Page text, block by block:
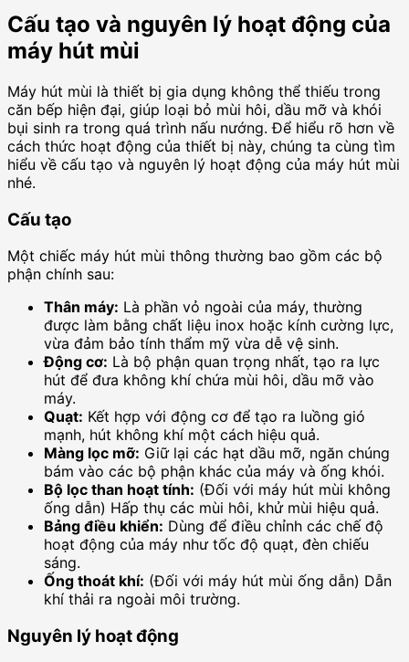
Cấu tạo và nguyên lý hoạt động của
máy hút mùi
Máy hút mùi là thiết bị gia dụng không thể thiếu trong
căn bếp hiện đại, giúp loại bỏ mùi hôi, dầu mỡ và khói
bụi sinh ra trong quá trình nấu nướng. Để hiểu rõ hơn về
cách thức hoạt động của thiết bị này, chúng ta cùng tìm
hiểu về cấu tạo và nguyên lý hoạt động của máy hút mùi
nhé.
Cấu tạo
Một chiếc máy hút mùi thông thường bao gồm các bộ
phận chính sau:
Thân máy: Là phần vỏ ngoài của máy, thường
được làm bằng chất liệu inox hoặc kính cường lực,
vừa đảm bảo tính thẩm mỹ vừa dễ vệ sinh.
Động cơ: Là bộ phận quan trọng nhất, tạo ra lực
hút để đưa không khí chứa mùi hôi, dầu mỡ vào
máy.
Quạt: Kết hợp với động cơ để tạo ra luồng gió
mạnh, hút không khí một cách hiệu quả.
Màng lọc mỡ: Giữ lại các hạt dầu mỡ, ngăn chúng
bám vào các bộ phận khác của máy và ống khói.
Bộ lọc than hoạt tính: (Đối với máy hút mùi không
ống dẫn) Hấp thụ các mùi hôi, khử mùi hiệu quả.
Bảng điều khiển: Dùng để điều chỉnh các chế độ
hoạt động của máy như tốc độ quạt, đèn chiếu
sáng.
Ống thoát khí: (Đối với máy hút mùi ống dẫn) Dẫn
khí thải ra ngoài môi trường.
Nguyên lý hoạt động